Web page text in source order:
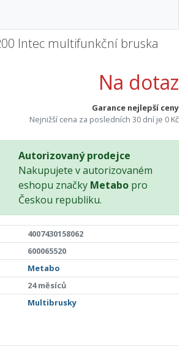
Intec multifunkční bruska
Na dotaz
Garance nejlepší ceny
Nejnižší cena za posledních 30 dní je 0 Kč
Autorizovaný prodejce
Nakupujete v autorizovaném
eshopu značky Metabo pro
Českou republiku.
4007430158062
600065520
Metabo
24 měsíců
Multibrusky